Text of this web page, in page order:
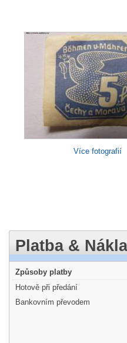
Více fotografií
Platba &
Způsoby platby
Hotově při předání
Bankovním převodem